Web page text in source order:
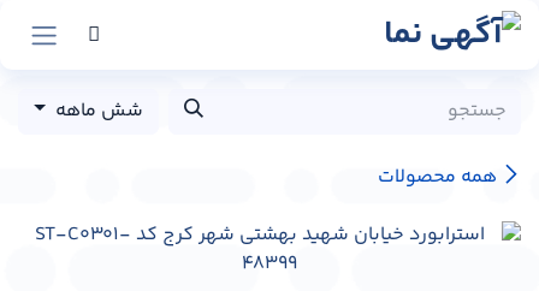
پرش به محتوا
همه محصولات
شش ماهه